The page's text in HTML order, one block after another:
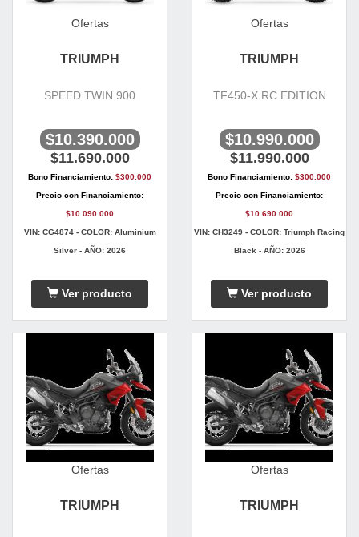
Ofertas
TRIUMPH
SPEED TWIN 900
$10.390.000
$11.690.000
Bono Financiamiento: $300.000
Precio con Financiamiento:
$10.090.000
VIN: CG4874 - COLOR: Aluminium
Silver - AÑO: 2026
Ver producto
Ofertas
TRIUMPH
TF450-X RC EDITION
$10.990.000
$11.990.000
Bono Financiamiento: $300.000
Precio con Financiamiento:
$10.690.000
VIN: CH3249 - COLOR: Triumph Racing
Black - AÑO: 2026
Ver producto
Ofertas
TRIUMPH
Ofertas
TRIUMPH